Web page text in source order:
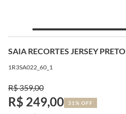
SAIA RECORTES JERSEY PRETO
1R3SA022_60_1
R$ 359,00
R$ 249,00 31% OFF